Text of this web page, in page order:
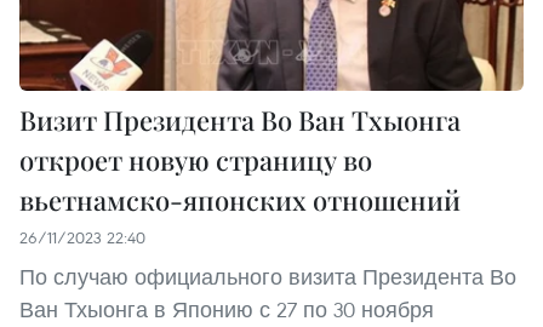
Визит Президента Во Ван Тхыонга
откроет новую страницу во
вьетнамско-японских отношений
26/11/2023 22:40
По случаю официального визита Президента Во
Ван Тхыонга в Японию с 27 по 30 ноября